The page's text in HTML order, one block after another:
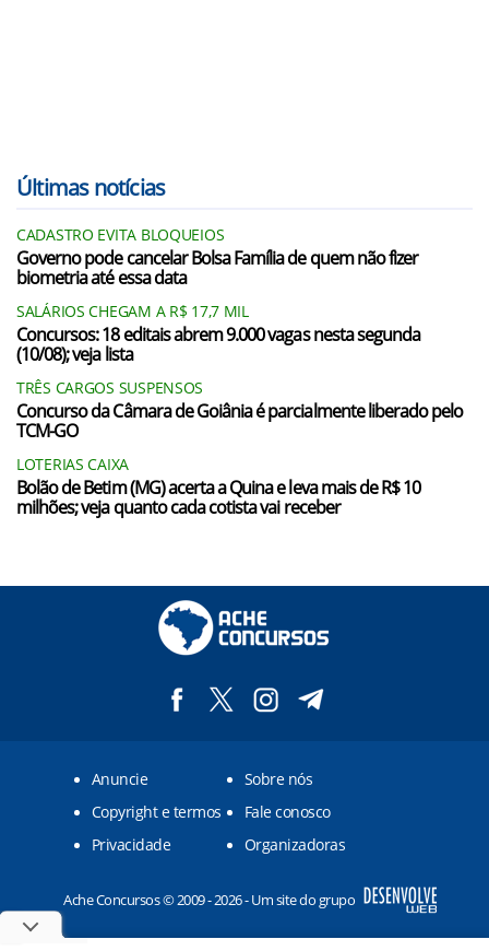
Últimas notícias
CADASTRO EVITA BLOQUEIOS
Governo pode cancelar Bolsa Família de quem não fizer
biometria até essa data
SALÁRIOS CHEGAM A R$ 17,7 MIL
Concursos: 18 editais abrem 9.000 vagas nesta segunda
(10/08); veja lista
TRÊS CARGOS SUSPENSOS
Concurso da Câmara de Goiânia é parcialmente liberado pelo
TCM-GO
LOTERIAS CAIXA
Bolão de Betim (MG) acerta a Quina e leva mais de R$ 10
milhões; veja quanto cada cotista vai receber
Anuncie
Sobre nós
Copyright e termos
Fale conosco
Privacidade
Organizadoras
Ache Concursos © 2009 - 2026 - Um site do grupo